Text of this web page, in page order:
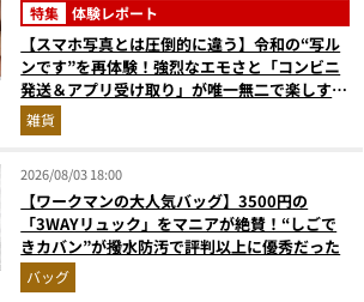
特集 体験レポート
【スマホ写真とは圧倒的に違う】令和の“写ル
ンです”を再体験！強烈なエモさと「コンビニ
発送＆アプリ受け取り」が唯一無二で楽しすぎ
た雑貨
2026/08/03 18:00
【ワークマンの大人気バッグ】3500円の
「3WAYリュック」をマニアが絶賛！“しごで
きカバン”が撥水防汚で評判以上に優秀だった
バッグ